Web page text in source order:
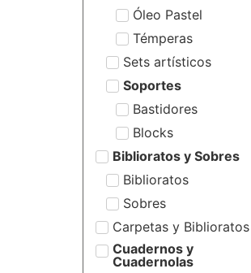
Óleo Pastel
Témperas
Sets artísticos
Soportes
Bastidores
Blocks
Biblioratos y Sobres
Biblioratos
Sobres
Carpetas y Biblioratos
Cuadernos y
Cuadernolas